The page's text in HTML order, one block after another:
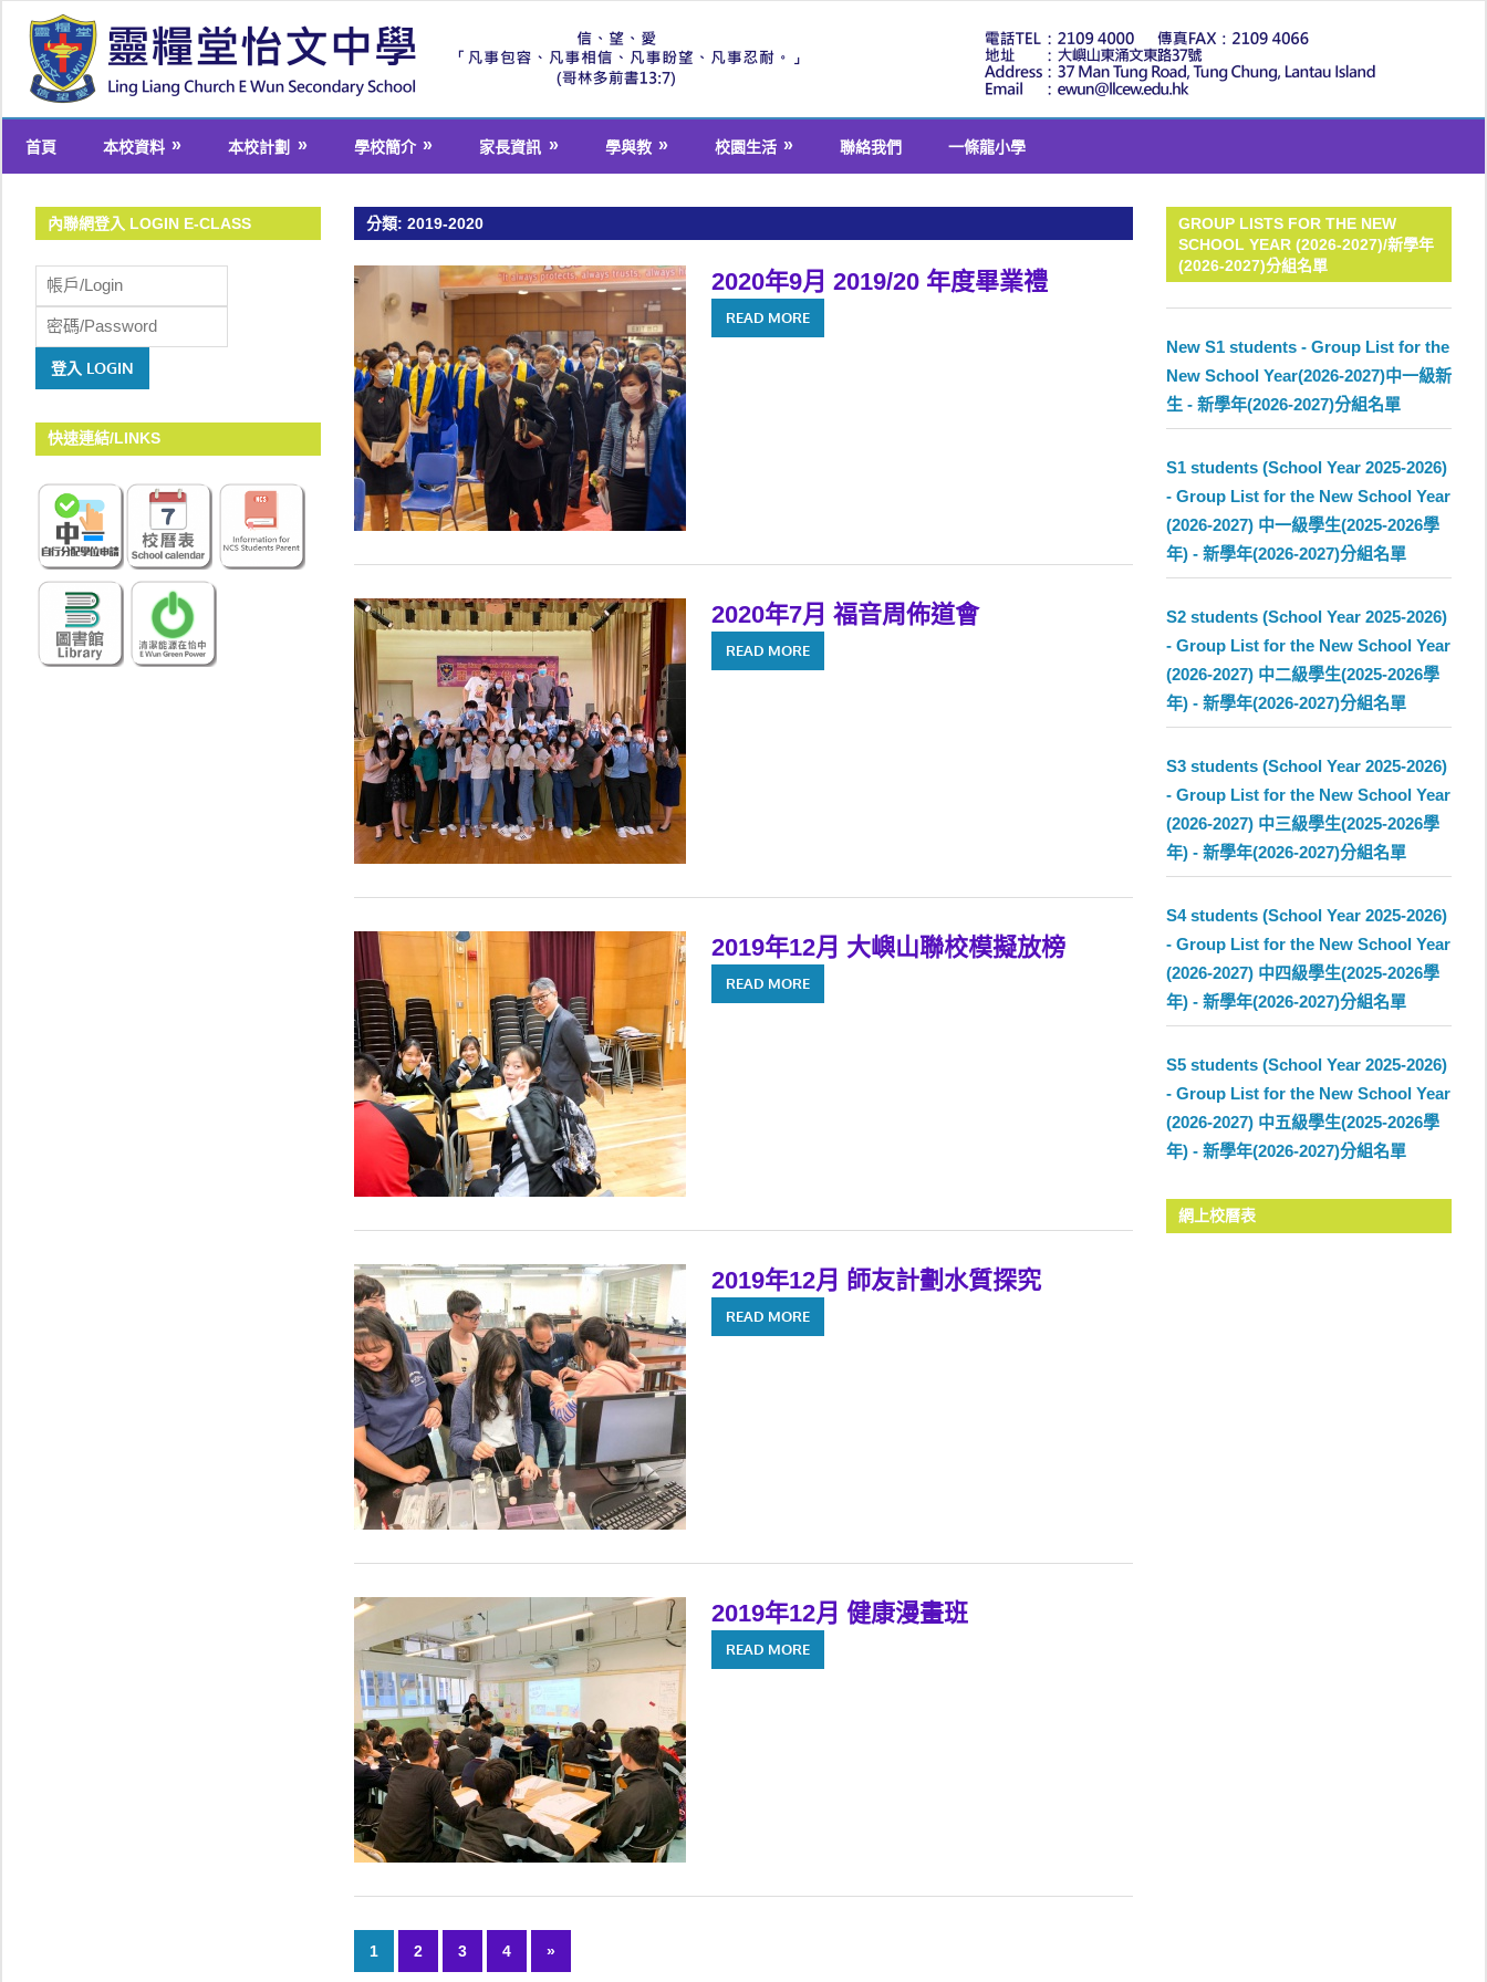
content
Secondary
School
首頁 本校資料 本校計劃 學校簡介 家長資訊 學與教 校園生活 聯絡我們 一條龍小學
分類:2019-2020
2020年9月 2019/20 年度畢業禮
READ MORE
2020年7月 福音周佈道會
READ MORE
2019年12月 大嶼山聯校模擬放榜
READ MORE
2019年12月 師友計劃水質探究
READ MORE
2019年12月 健康漫畫班
READ MORE
文
1 2 3 4
Next
Posts
»
內聯網登入 LOGIN E-CLASS
快速連結/LINKS
GROUP LISTS FOR THE NEW
SCHOOL YEAR (2026-2027)/新學年
(2026-2027)分組名單
New S1 students - Group List for the
New School Year(2026-2027)中一級新
生 - 新學年(2026-2027)分組名單
S1 students (School Year 2025-2026)
- Group List for the New School Year
(2026-2027) 中一級學生(2025-2026學
年) - 新學年(2026-2027)分組名單
S2 students (School Year 2025-2026)
- Group List for the New School Year
(2026-2027) 中二級學生(2025-2026學
年) - 新學年(2026-2027)分組名單
S3 students (School Year 2025-2026)
- Group List for the New School Year
(2026-2027) 中三級學生(2025-2026學
年) - 新學年(2026-2027)分組名單
S4 students (School Year 2025-2026)
- Group List for the New School Year
(2026-2027) 中四級學生(2025-2026學
年) - 新學年(2026-2027)分組名單
S5 students (School Year 2025-2026)
- Group List for the New School Year
(2026-2027) 中五級學生(2025-2026學
年) - 新學年(2026-2027)分組名單
網上校曆表